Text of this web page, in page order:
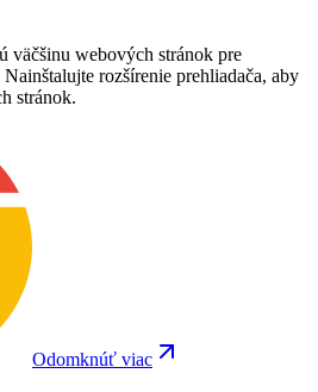
väčšinu webových stránok pre
rozšírenie prehliadača, aby
stránok.
Odomknúť viac